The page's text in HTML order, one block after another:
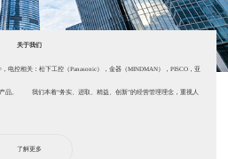
关于我们
控相关：松下工控（Panasonic），金器（MINDMAN），PISCO，亚
品。 我们本着“务实、进取、精益、创新”的经营管理理念，重视人
了解更多